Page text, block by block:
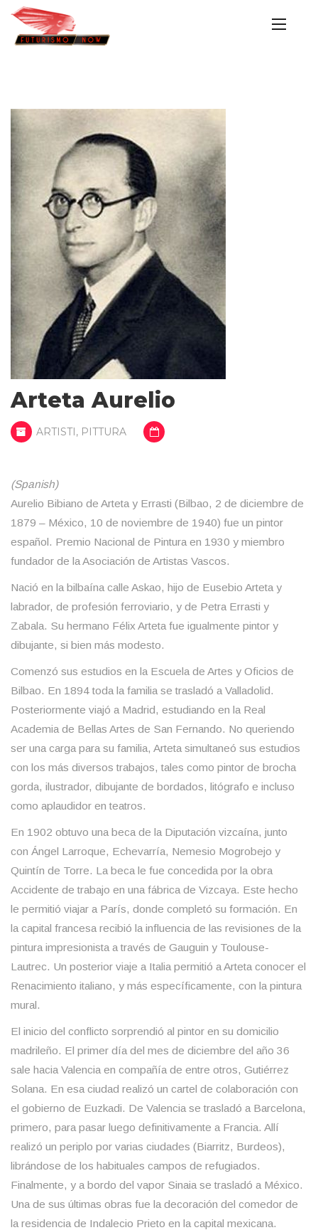
Arteta Aurelio
ARTISTI, PITTURA
(Spanish)
Aurelio Bibiano de Arteta y Errasti (Bilbao, 2 de diciembre de
1879 – México, 10 de noviembre de 1940) fue un pintor
español. Premio Nacional de Pintura en 1930 y miembro
fundador de la Asociación de Artistas Vascos.
Nació en la bilbaína calle Askao, hijo de Eusebio Arteta y
labrador, de profesión ferroviario, y de Petra Errasti y
Zabala. Su hermano Félix Arteta fue igualmente pintor y
dibujante, si bien más modesto.
Comenzó sus estudios en la Escuela de Artes y Oficios de
Bilbao. En 1894 toda la familia se trasladó a Valladolid.
Posteriormente viajó a Madrid, estudiando en la Real
Academia de Bellas Artes de San Fernando. No queriendo
ser una carga para su familia, Arteta simultaneó sus estudios
con los más diversos trabajos, tales como pintor de brocha
gorda, ilustrador, dibujante de bordados, litógrafo e incluso
como aplaudidor en teatros.
En 1902 obtuvo una beca de la Diputación vizcaína, junto
con Ángel Larroque, Echevarría, Nemesio Mogrobejo y
Quintín de Torre. La beca le fue concedida por la obra
Accidente de trabajo en una fábrica de Vizcaya. Este hecho
le permitió viajar a París, donde completó su formación. En
la capital francesa recibió la influencia de las revisiones de la
pintura impresionista a través de Gauguin y Toulouse-
Lautrec. Un posterior viaje a Italia permitió a Arteta conocer el
Renacimiento italiano, y más específicamente, con la pintura
mural.
El inicio del conflicto sorprendió al pintor en su domicilio
madrileño. El primer día del mes de diciembre del año 36
sale hacia Valencia en compañía de entre otros, Gutiérrez
Solana. En esa ciudad realizó un cartel de colaboración con
el gobierno de Euzkadi. De Valencia se trasladó a Barcelona,
primero, para pasar luego definitivamente a Francia. Allí
realizó un periplo por varias ciudades (Biarritz, Burdeos),
librándose de los habituales campos de refugiados.
Finalmente, y a bordo del vapor Sinaia se trasladó a México.
Una de sus últimas obras fue la decoración del comedor de
la residencia de Indalecio Prieto en la capital mexicana.